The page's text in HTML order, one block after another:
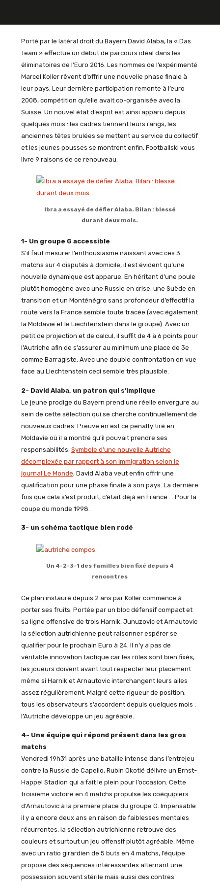
Porté par le latéral droit du Bayern David Alaba, la « Das
Team » effectue un début de parcours idéal dans les
éliminatoires de l’Euro 2016. Les hommes de l’expérimenté
Marcel Koller rêvent d’offrir une nouvelle phase finale à
leur pays. Leur dernière participation remonte à l’euro
2008, compétition qu’elle avait co-organisée avec la
Suisse. Un nouvel état d’esprit est ainsi apparu depuis
quelques mois : les cadres tiennent leurs rangs, les
anciennes têtes brulées se mettent au service du collectif
et les jeunes pousses se montrent enfin. Footballski vous
livre 9 raisons de ce renouveau.
Ibra a essayé de défier Alaba. Bilan : blessé
durant deux mois.
1- Un groupe G accessible
S’il faut mesurer l’enthousiasme naissant avec ces 3
matchs sur 4 disputés à domicile, il est évident qu’une
nouvelle dynamique est apparue. En héritant d’une poule
plutôt homogène avec une Russie en crise, une Suède en
transition et un Monténégro sans profondeur d’effectif la
route vers la France semble toute tracée (avec également
la Moldavie et le Liechtenstein dans le groupe). Avec un
petit de projection et de calcul, il suffit de 4 à 6 points pour
l’Autriche afin de s’assurer au minimum une place de 3e
comme Barragiste. Avec une double confrontation en vue
face au Liechtenstein ceci semble très plausible.
2- David Alaba, un patron qui s’implique
Le jeune prodige du Bayern prend une réelle envergure au
sein de cette sélection qui se cherche continuellement de
nouveaux cadres. Preuve en est ce penalty tiré en
Moldavie où il a montré qu’il pouvait prendre ses
responsabilités. Symbole d’une nouvelle Autriche
décomplexée par rapport à son immigration selon le
journal Le Monde, David Alaba veut enfin offrir une
qualification pour une phase finale à son pays. La dernière
fois que cela s’est produit, c’était déjà en France … Pour la
coupe du monde 1998.
3- un schéma tactique bien rodé
Un 4-2-3-1 des familles bien fixé depuis 4
rencontres
Ce plan instauré depuis 2 ans par Koller commence à
porter ses fruits. Portée par un bloc défensif compact et
sa ligne offensive de trois Harnik, Junuzovic et Arnautovic
la sélection autrichienne peut raisonner espérer se
qualifier pour le prochain Euro à 24. Il n’y a pas de
véritable innovation tactique car les rôles sont bien fixés,
les joueurs doivent avant tout respecter leur placement
même si Harnik et Arnautovic interchangent leurs ailes
assez régulièrement. Malgré cette rigueur de position,
tous les observateurs s’accordent depuis quelques mois :
l’Autriche développe un jeu agréable.
4- Une équipe qui répond présent dans les gros
matchs
Vendredi 19h31 après une bataille intense dans l’entrejeu
contre la Russie de Capello, Rubin Okotié délivre un Ernst-
Happel Stadion qui a fait le plein pour l’occasion. Cette
troisième victoire en 4 matchs propulse les coéquipiers
d’Arnautovic à la première place du groupe G. Impensable
il y a encore deux ans en raison de faiblesses mentales
récurrentes, la sélection autrichienne retrouve des
couleurs et surtout un jeu offensif plutôt agréable. Même
avec un ratio girardien de 5 buts en 4 matchs, l’équipe
propose des séquences intéressantes alternant une
possession souvent stérile mais aussi des contres